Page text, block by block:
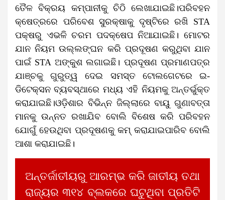
ତୈଳ ବିକ୍ରୟ କମ୍ପାନୀକୁ ଚିଠି ଲେଖାଯାଇଛି।ପରିବହନ
କ୍ଷେତ୍ରରେ ପରିବେଶ ସୁରକ୍ଷାକୁ ଦୃଷ୍ଟିରେ ରଖି STA
ପକ୍ଷରୁ ଏଭଳି ଚରମ ପଦକ୍ଷେପ ନିଆଯାଇଛି। ମୋଟର
ଯାନ ନିୟମ ଉଲ୍ଲଙ୍ଘନ କରି ପ୍ରଦୂଷଣ କରୁଥିବା ଯାନ
ପାଇଁ STA ଅଙ୍କୁଶ ଲଗାଇଛି। ପ୍ରଦୂଷଣ ପ୍ରମାଣପତ୍ର
ଯାଞ୍ଚକୁ ଗୁରୁତ୍ୱ ଦେଇ ସମସ୍ତ ଟୋଲଗେଟରେ ଇ-
ଡିଟେକ୍ସନ ବ୍ୟବସ୍ଥାରେ ମଧ୍ୟ ଏହି ନିୟମକୁ ଅନ୍ତର୍ଭୁକ୍ତ
କରାଯାଇଛି।ଓଡ଼ିଶାର ବିଭିନ୍ନ ଜିଲ୍ଲାରେ ବାୟୁ ଗୁଣାବତ୍ତା
ମାନକୁ ଉନ୍ନତ ରଖାଯିବ ବୋଲି ବିଶେଷ କରି ପରିବହନ
ଯୋଗୁଁ ହେଉଥିବା ପ୍ରଦୂଷଣକୁ କମ୍ କରାଯାଇପାରିବ ବୋଲି
ଆଶା କରାଯାଇଛି।
ଅନ୍ତର୍ଜାତୀୟରୁ ଆରମ୍ଭ କରି ଜାତୀୟ ତଥା
ରାଜ୍ୟର ୩୧୪ ବ୍ଲକରେ ଘଟୁଥିବା ପ୍ରତିଟି